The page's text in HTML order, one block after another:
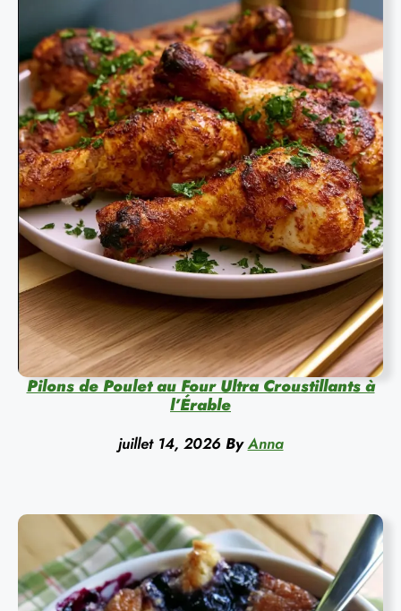
Pilons de Poulet au Four Ultra Croustillants à
l’Érable
juillet 14, 2026 By Anna